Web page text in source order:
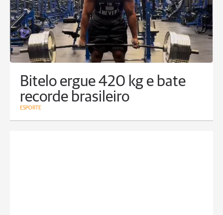
Bitelo ergue 420 kg e bate
recorde brasileiro
ESPORTE